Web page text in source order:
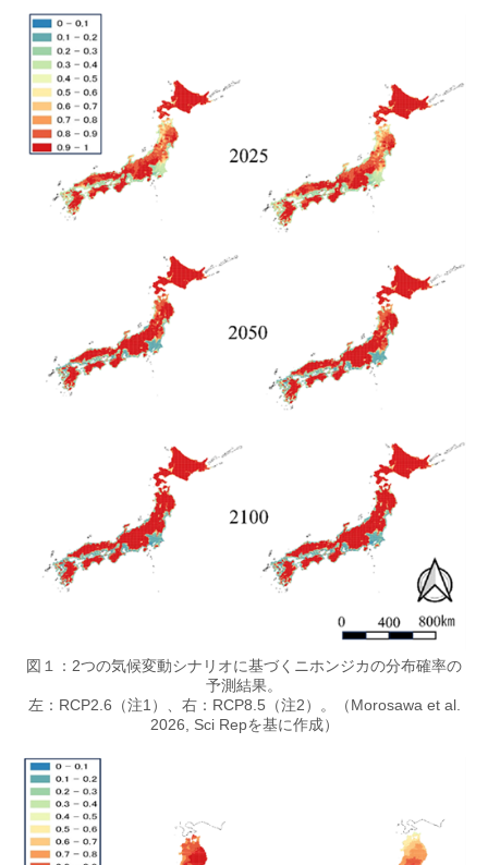
図１：2つの気候変動シナリオに基づくニホンジカの分布確率の
予測結果。
左：RCP2.6（注1）、右：RCP8.5（注2）。（Morosawa et al.
2026, Sci Repを基に作成）